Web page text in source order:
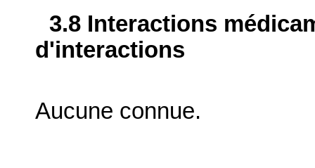
3.8 Interactions
d'interactions
Aucune connue.